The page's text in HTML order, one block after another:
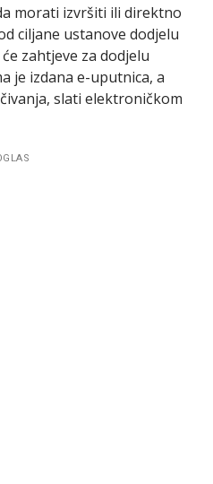
morati izvršiti ili direktno
ciljane ustanove dodjelu
zahtjeve za dodjelu
je izdana e-uputnica, a
slati elektroničkom